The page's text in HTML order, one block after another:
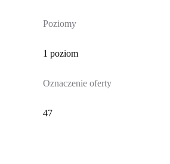
Poziomy
1 poziom
Oznaczenie oferty
47